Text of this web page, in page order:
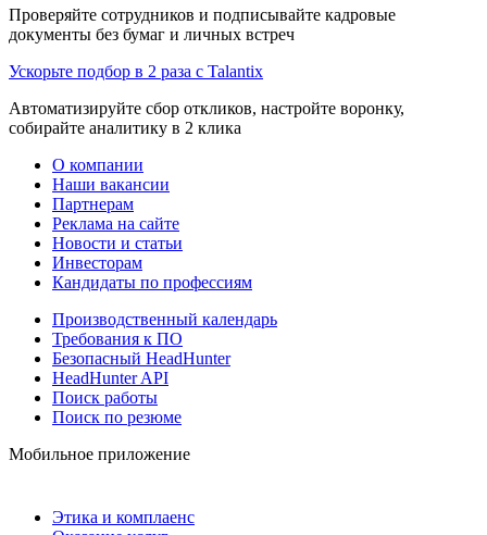
Проверяйте сотрудников и подписывайте кадровые
документы без бумаг и личных встреч
Ускорьте подбор в 2 раза с Talantix
Автоматизируйте сбор откликов, настройте воронку,
собирайте аналитику в 2 клика
О компании
Наши вакансии
Партнерам
Реклама на сайте
Новости и статьи
Инвесторам
Кандидаты по профессиям
Производственный календарь
Требования к ПО
Безопасный HeadHunter
HeadHunter API
Поиск работы
Поиск по резюме
Мобильное приложение
Этика и комплаенс